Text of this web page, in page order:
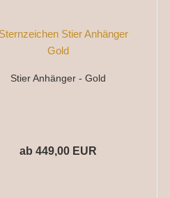
Stier Anhänger - Gold
ab 449,00 EUR